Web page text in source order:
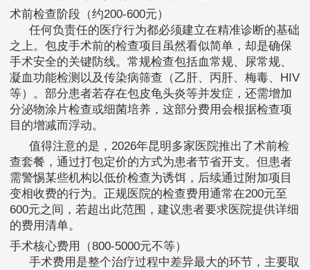
术前检查阶段（约200-600元）
任何负责任的医疗行为都必须建立在精准诊断的基础
之上。包皮手术前的检查项目虽然看似简单，却是确保
手术安全的关键防线。常规检查包括血常规、尿常规、
凝血功能检测以及传染病筛查（乙肝、丙肝、梅毒、HIV
等）。部分患者若存在包皮龟头炎等并发症，还需增加
分泌物涂片检查或细菌培养，这部分费用会根据检查项
目的增减而浮动。
值得注意的是，2026年昆明多家医院推出了术前检
查套餐，通过打包定价的方式为患者节省开支。但患者
需警惕某些机构以低价检查为诱饵，后续通过附加项目
变相收费的行为。正规医院的检查费用通常在200元至
600元之间，若超出此范围，建议患者要求医院提供详细
的费用清单。
手术核心费用（800-5000元不等）
手术费用是整个治疗过程中差异最大的环节，主要取